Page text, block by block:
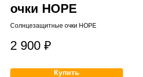
очки HOPE
Солнцезащитные очки HOPE
2 900 ₽
Купить